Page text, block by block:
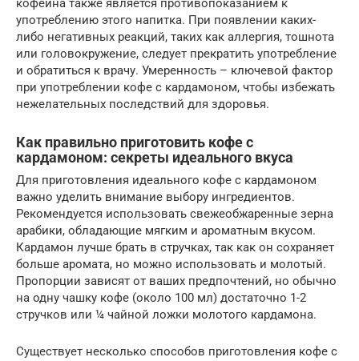
кофеина также является противопоказанием к
употреблению этого напитка. При появлении каких-
либо негативных реакций, таких как аллергия, тошнота
или головокружение, следует прекратить употребление
и обратиться к врачу. Умеренность – ключевой фактор
при употреблении кофе с кардамоном, чтобы избежать
нежелательных последствий для здоровья.
Как правильно приготовить кофе с
кардамоном: секреты идеального вкуса
Для приготовления идеального кофе с кардамоном
важно уделить внимание выбору ингредиентов.
Рекомендуется использовать свежеобжаренные зерна
арабики, обладающие мягким и ароматным вкусом.
Кардамон лучше брать в стручках, так как он сохраняет
больше аромата, но можно использовать и молотый.
Пропорции зависят от ваших предпочтений, но обычно
на одну чашку кофе (около 100 мл) достаточно 1-2
стручков или ¼ чайной ложки молотого кардамона.
Существует несколько способов приготовления кофе с